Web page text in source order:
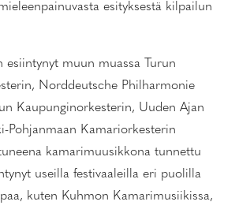
esityksestä kilpailun
esiintynyt muun muassa Turun
Norddeutsche Philharmonie
Kaupunginorkesterin, Uuden Ajan
Pohjanmaan Kamariorkesterin
kamarimuusikkona tunnettu
useilla festivaaleilla eri puolilla
kuten Kuhmon Kamarimusiikissa,